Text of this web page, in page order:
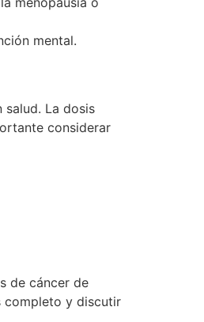
mental.
salud. La dosis
considerar
de cáncer de
completo y discutir